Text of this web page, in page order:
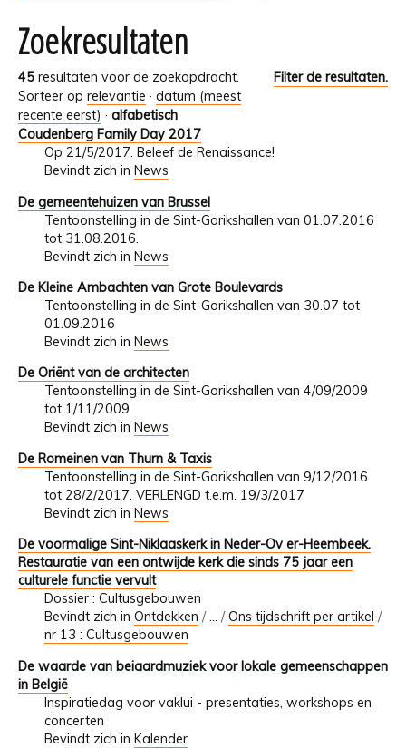
Zoekresultaten
45 resultaten voor de zoekopdracht.
Filter de resultaten.
Sorteer op relevantie · datum (meest
recente eerst) · alfabetisch
Coudenberg Family Day 2017
Op 21/5/2017. Beleef de Renaissance!
Bevindt zich in News
De gemeentehuizen van Brussel
Tentoonstelling in de Sint-Gorikshallen van 01.07.2016
tot 31.08.2016.
Bevindt zich in News
De Kleine Ambachten van Grote Boulevards
Tentoonstelling in de Sint-Gorikshallen van 30.07 tot
01.09.2016
Bevindt zich in News
De Oriënt van de architecten
Tentoonstelling in de Sint-Gorikshallen van 4/09/2009
tot 1/11/2009
Bevindt zich in News
De Romeinen van Thurn & Taxis
Tentoonstelling in de Sint-Gorikshallen van 9/12/2016
tot 28/2/2017. VERLENGD t.e.m. 19/3/2017
Bevindt zich in News
De voormalige Sint-Niklaaskerk in Neder-Ov er-Heembeek.
Restauratie van een ontwijde kerk die sinds 75 jaar een
culturele functie vervult
Dossier : Cultusgebouwen
Bevindt zich in Ontdekken /… /Ons tijdschrift per artikel /
nr 13 : Cultusgebouwen
De waarde van beiaardmuziek voor lokale gemeenschappen
in België
Inspiratiedag voor vaklui - presentaties, workshops en
concerten
Bevindt zich in Kalender